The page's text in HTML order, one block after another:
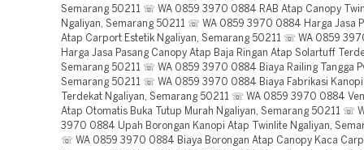
Semarang 50211 ☏ WA 0859 3970 0884 RAB Atap Canopy
Ngaliyan, Semarang 50211 ☏ WA 0859 3970 0884 Harga Jasa
Atap Carport Estetik Ngaliyan, Semarang 50211 ☏ WA 0859
Harga Jasa Pasang Canopy Atap Baja Ringan Atap Solartuff
Semarang 50211 ☏ WA 0859 3970 0884 Biaya Railing Tangga
Semarang 50211 ☏ WA 0859 3970 0884 Biaya Fabrikasi Kanopi
Terdekat Ngaliyan, Semarang 50211 ☏ WA 0859 3970 0884
Atap Otomatis Buka Tutup Murah Ngaliyan, Semarang 50211 ☏
3970 0884 Upah Borongan Kanopi Atap Twinlite Ngaliyan,
☏ WA 0859 3970 0884 Biaya Borongan Atap Canopy Kaca